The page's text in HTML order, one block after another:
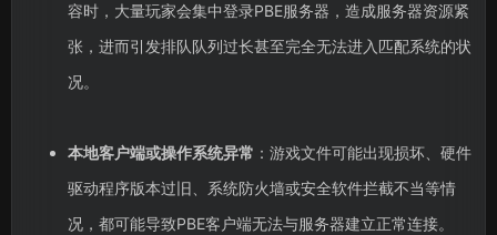
容时，大量玩家会集中登录PBE服务器，造成服务器资源紧
张，进而引发排队队列过长甚至完全无法进入匹配系统的状
况。
本地客户端或操作系统异常 ：游戏文件可能出现损坏、硬件
驱动程序版本过旧、系统防火墙或安全软件拦截不当等情
况，都可能导致PBE客户端无法与服务器建立正常连接。